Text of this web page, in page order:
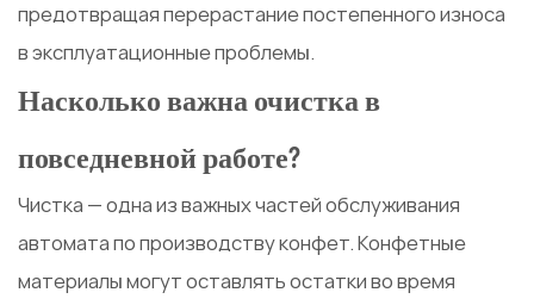
предотвращая перерастание постепенного износа
в эксплуатационные проблемы.
Насколько важна очистка в
повседневной работе?
Чистка — одна из важных частей обслуживания
автомата по производству конфет. Конфетные
материалы могут оставлять остатки во время